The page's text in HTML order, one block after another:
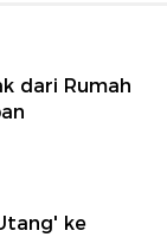
dari Rumah
ke